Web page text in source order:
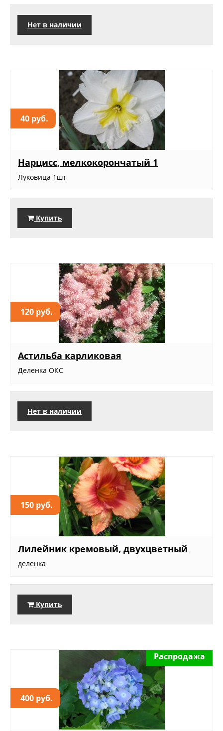
Нет в наличии
40 руб.
Нарцисс, мелкокорончатый 1
Луковица 1шт
Купить
120 руб.
Астильба карликовая
Деленка ОКС
Нет в наличии
150 руб.
Лилейник кремовый, двухцветный
деленка
Купить
400 руб.
Распродажа